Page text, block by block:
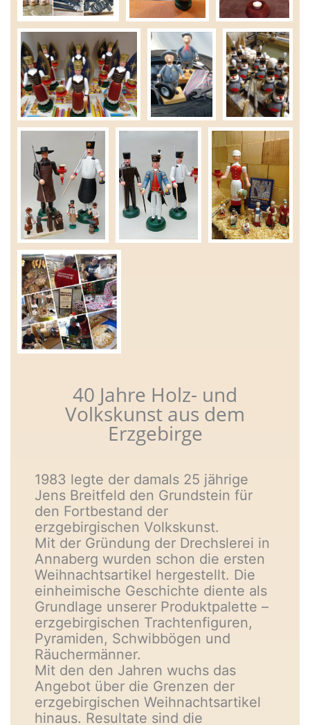
40 Jahre Holz- und
Volkskunst aus dem
Erzgebirge
1983 legte der damals 25 jährige
Jens Breitfeld den Grundstein für
den Fortbestand der
erzgebirgischen Volkskunst.
Mit der Gründung der Drechslerei in
Annaberg wurden schon die ersten
Weihnachtsartikel hergestellt. Die
einheimische Geschichte diente als
Grundlage unserer Produktpalette –
erzgebirgischen Trachtenfiguren,
Pyramiden, Schwibbögen und
Räuchermänner.
Mit den den Jahren wuchs das
Angebot über die Grenzen der
erzgebirgischen Weihnachtsartikel
hinaus. Resultate sind die